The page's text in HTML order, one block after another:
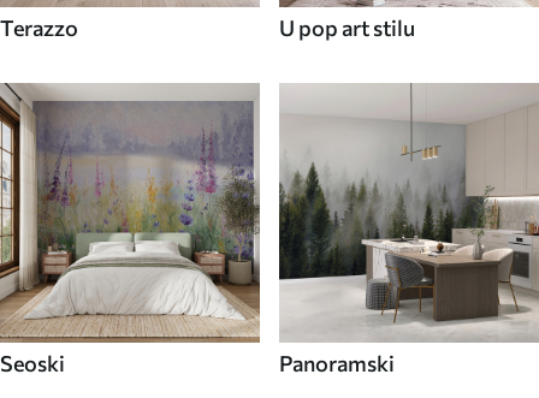
Terazzo U pop art stilu
Seoski Panoramski